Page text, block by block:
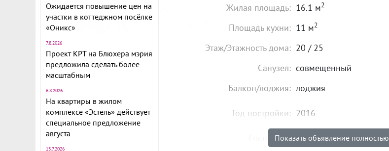
Ожидается повышение цен на
участки в коттеджном посёлке
«Оникс»
7.8.2026
Проект КРТ на Блюхера мэрия
предложила сделать более
масштабным
6.8.2026
На квартиры в жилом
комплексе «Эстель» действует
специальное предложение
августа
13.7.2026
Жилая площадь: 16.1 м2
Площадь кухни: 11 м2
Этаж/Этажность дома: 20 / 25
Санузел: совмещенный
Балкон/лоджия: лоджия
Год постройки: 2016
Состояние: идеальное
Показать объявление полностью